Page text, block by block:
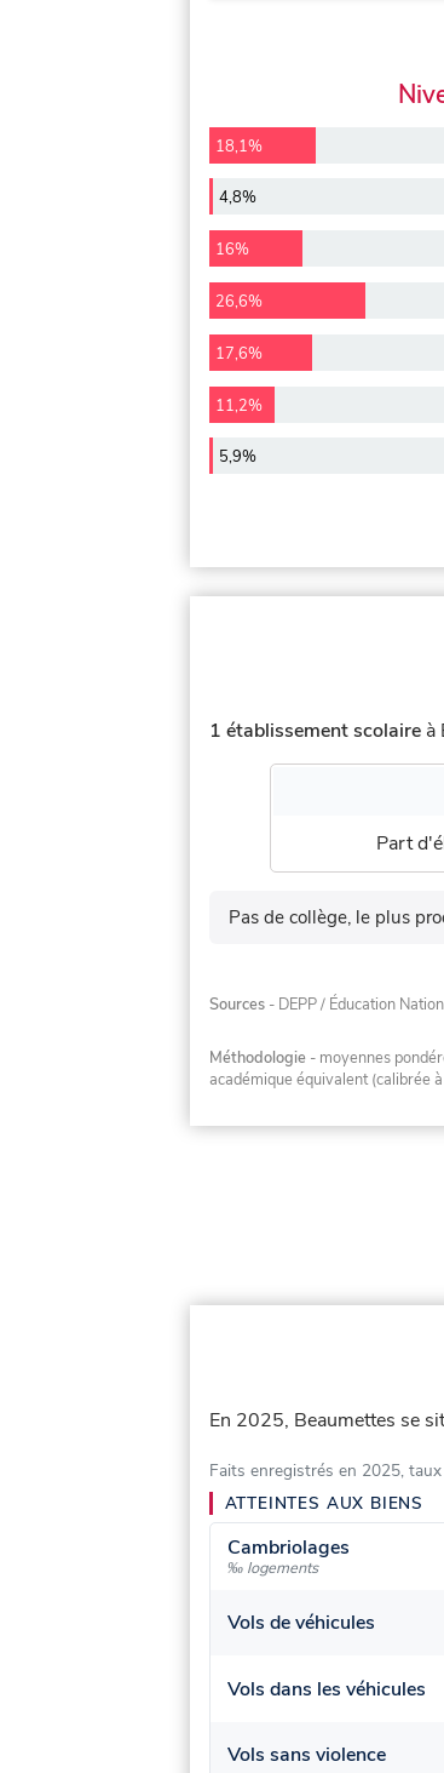
18,1%
4,8%
16%
26,6%
17,6%
11,2%
5,9%
1 établissement scolaire à
Part
Pas de collège, le plus
Sources - DEPP / Éducation
Méthodologie - moyennes
académique équivalent (calibrée
En 2025, Beaumettes se
Faits enregistrés en 2025,
ATTEINTES AUX BIENS
Cambriolages
‰ logements
Vols de véhicules
Vols dans les véhicules
Vols sans violence